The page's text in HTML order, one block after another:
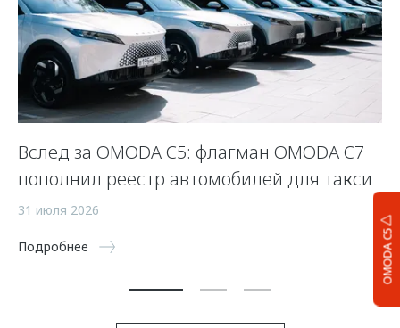
OMODA C5
Вслед за OMODA C5: флагман OMODA C7
пополнил реестр автомобилей для такси
31 июля 2026
Подробнее
5